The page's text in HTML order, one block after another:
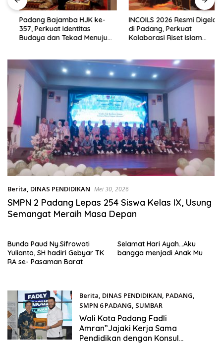
sumbar
live
Padang Bajamba HJK ke-
357, Perkuat Identitas
Budaya dan Tekad Menuju
INCOILS 2026 Resmi Digelar
di Padang, Perkuat
Kolaborasi Riset Islam
Berita, DINAS PENDIDIKAN Mei 30, 2026
SMPN 2 Padang Lepas 254 Siswa Kelas IX, Usung
Semangat Meraih Masa Depan
Bunda Paud Ny.Sifrowati
Yulianto, SH hadiri Gebyar TK
RA se- Pasaman Barat
Selamat Hari Ayah…Aku
bangga menjadi Anak Mu
Berita, DINAS PENDIDIKAN, PADANG,
SMPN 6 PADANG, SUMBAR
September 24, 2025
Wali Kota Padang Fadli
Amran”Jajaki Kerja Sama
Pendidikan dengan Konsul